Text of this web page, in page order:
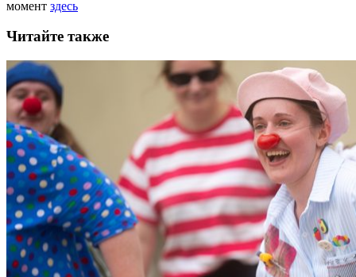
момент здесь
Читайте также